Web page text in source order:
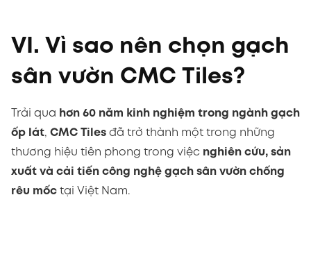
sân vườn CMC Tiles?
ốp lát,CMC Tilesđã trở thành một trong những
thương hiệu tiên phong trong việcnghiên cứu, sản
xuất và cải tiến công nghệ gạch sân vườn chống
rêu mốctại Việt Nam.